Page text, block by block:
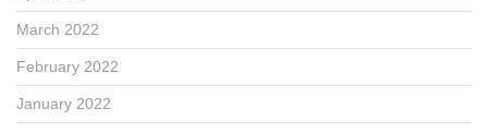
March 2022
February 2022
January 2022